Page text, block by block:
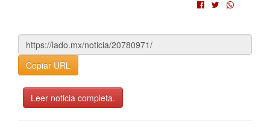
Copiar URL
Leer noticia completa.